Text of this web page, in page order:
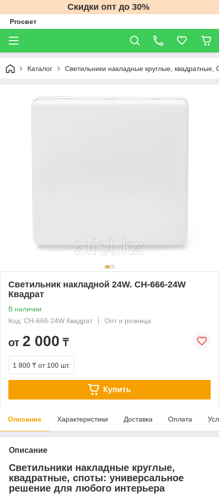
Скидки опт до 30%
Proсвет
Каталог Светильники накладные круглые, квадратные,
Светильник накладной 24W. СН-666-24W
Квадрат
В наличии
Код: СН-666-24W Квадрат
Опт и розница
от 2 000 ₸
1 800 ₸ от 100 шт.
Купить
Описание Характеристики Доставка Оплата
Описание
Светильники накладные круглые,
квадратные, споты: универсальное
решение для любого интерьера